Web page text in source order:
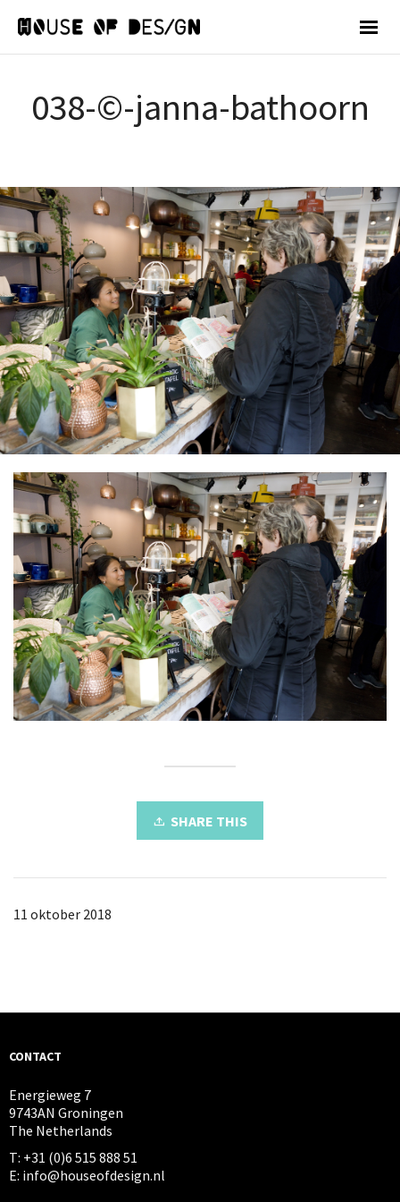
038-©-janna-bathoorn
SHARE THIS
11 oktober 2018
CONTACT
Energieweg 7
9743AN Groningen
The Netherlands
T: +31 (0)6 515 888 51
E: info@houseofdesign.nl